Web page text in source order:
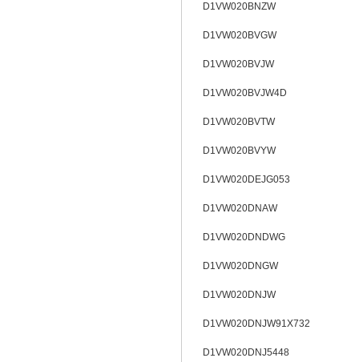
D1VW020BNZW
D1VW020BVGW
D1VW020BVJW
D1VW020BVJW4D
D1VW020BVTW
D1VW020BVYW
D1VW020DEJG053
D1VW020DNAW
D1VW020DNDWG
D1VW020DNGW
D1VW020DNJW
D1VW020DNJW91X732
D1VW020DNJ5448